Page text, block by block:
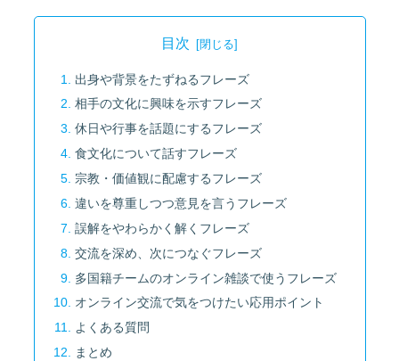
目次
出身や背景をたずねるフレーズ
相手の文化に興味を示すフレーズ
休日や行事を話題にするフレーズ
食文化について話すフレーズ
宗教・価値観に配慮するフレーズ
違いを尊重しつつ意見を言うフレーズ
誤解をやわらかく解くフレーズ
交流を深め、次につなぐフレーズ
多国籍チームのオンライン雑談で使うフレーズ
オンライン交流で気をつけたい応用ポイント
よくある質問
まとめ